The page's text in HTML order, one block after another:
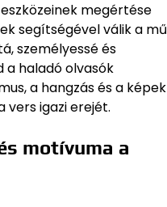
megértése
segítségével válik a mű
személyessé és
a haladó olvasók
a hangzás és a képek
vers igazi erejét.
motívuma a